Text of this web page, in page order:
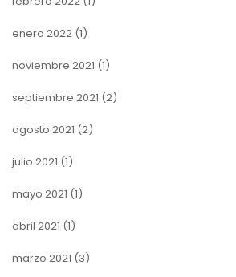
enero 2022 (1)
noviembre 2021 (1)
septiembre 2021 (2)
agosto 2021 (2)
julio 2021 (1)
mayo 2021 (1)
abril 2021 (1)
marzo 2021 (3)